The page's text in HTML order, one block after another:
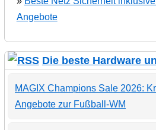
Angebote
Die beste Hardware
MAGIX Champions Sale 2026:
Angebote zur Fußball-WM